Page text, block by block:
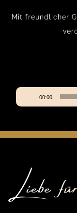
Mit freundlicher
Audio-
Player
00:00
Liebe